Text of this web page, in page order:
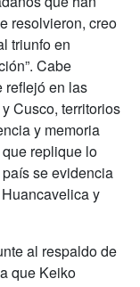
resolvieron, creo
triunfo en
Cabe
reflejó en las
Cusco, territorios
y memoria
replique lo
se evidencia
y
al respaldo de
que Keiko